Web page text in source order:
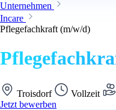
Unternehmen
Incare
Pflegefachkraft (m/w/d)
Troisdorf Vollzeit
Jetzt bewerben